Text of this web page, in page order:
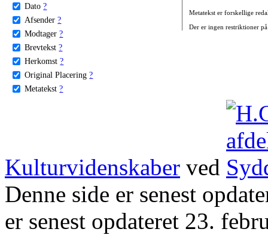
Dato ?
Afsender ?
Modtager ?
Brevtekst ?
Herkomst ?
Original Placering ?
Metatekst ?
Metatekst er forskellige
Der er ingen restriktioner
Kulturvidenskaber ved
Denne side er senest
er senest opdateret 23.